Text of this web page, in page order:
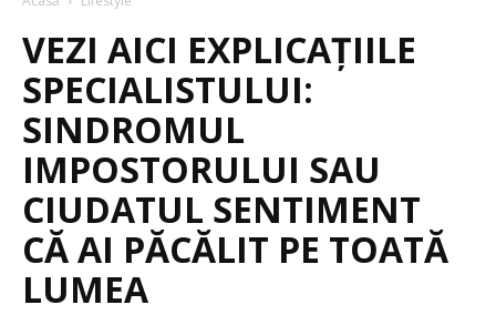
VEZI AICI EXPLICAȚIILE
SPECIALISTULUI:
SINDROMUL
IMPOSTORULUI SAU
CIUDATUL SENTIMENT
CĂ AI PĂCĂLIT PE TOATĂ
LUMEA